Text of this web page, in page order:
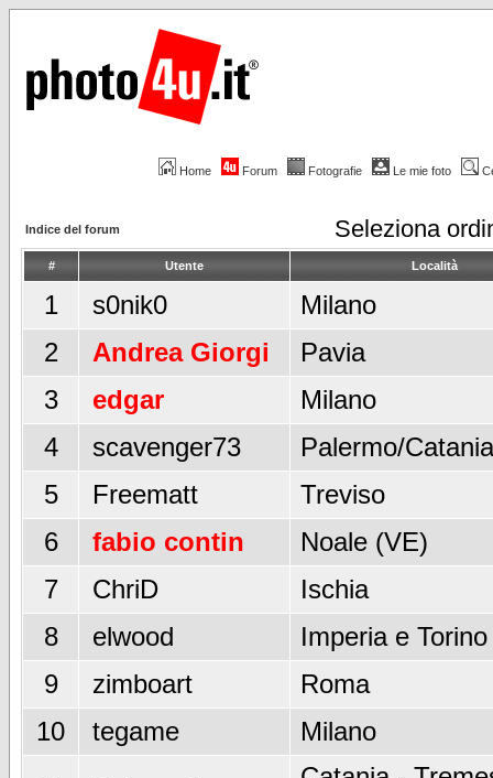
Home Forum Fotografie Le mie foto
Indice del forum Seleziona
# Utente Località
1 s0nik0
Milano
2
Andrea Giorgi
Pavia
3
edgar
Milano
4
scavenger73
Palermo/Catania
5
Freematt
Treviso
6
fabio contin
Noale (VE)
7
ChriD
Ischia
8
elwood
Imperia e Torino
9
zimboart
Roma
10
tegame Milano